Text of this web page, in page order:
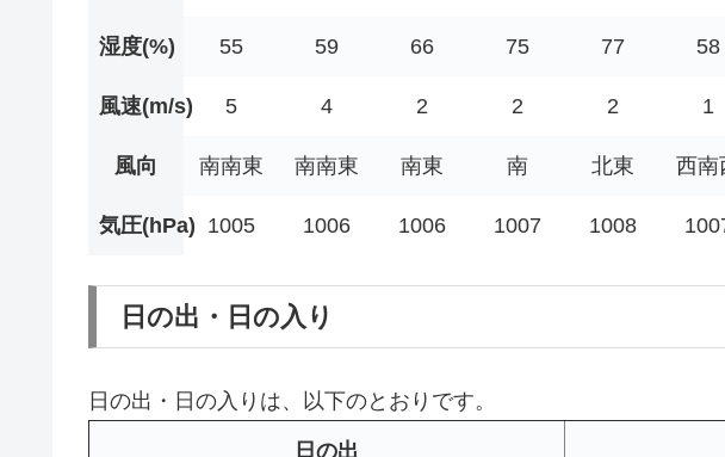
湿度(%) 55 59 66 75 77 58
風速(m/s) 5 4 2 2 2 1
風向 南南東 南南東 南東 南 北東 西南
気圧(hPa) 1005 1006 1006 1007 1008
日の出・日の入り
日の出・日の入りは、以下のとおりです。
日の出